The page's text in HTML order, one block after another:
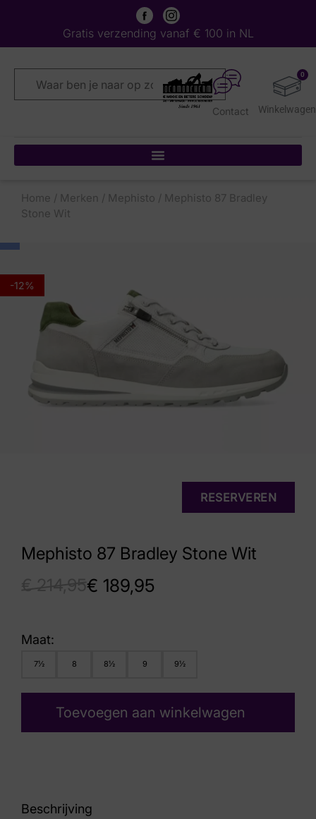
Gratis verzending vanaf € 100 in NL
0
Contact
Home / Merken / Mephisto / Mephisto 87 Bradley
Stone Wit
-12%
Mephisto 87 Bradley Stone Wit
€ 189,95
RESERVEREN
Maat:
7½ 8 8½ 9 9½
Toevoegen aan winkelwagen
Beschrijving